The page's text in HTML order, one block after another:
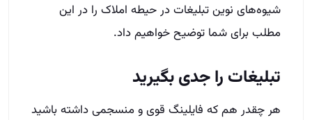
شیوه‌های نوین تبلیغات در حیطه املاک را در این
مطلب برای شما توضیح خواهیم داد.
تبلیغات را جدی بگیرید
هر چقدر هم که فایلینگ قوی و منسجمی داشته باشید